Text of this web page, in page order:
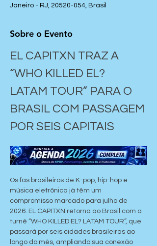
Janeiro - RJ, 20520-054, Brasil
Sobre o Evento
EL CAPITXN TRAZ A
“WHO KILLED EL?
LATAM TOUR” PARA O
BRASIL COM PASSAGEM
POR SEIS CAPITAIS
Os fãs brasileiros de K-pop, hip-hop e
música eletrônica já têm um
compromisso marcado para julho de
2026. EL CAPITXN retorna ao Brasil com a
turnê “WHO KILLED EL? LATAM TOUR”, que
passará por seis cidades brasileiras ao
longo do mês, ampliando sua conexão